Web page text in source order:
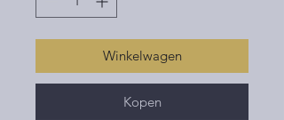
Winkelwagen
Kopen